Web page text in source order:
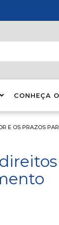
CONHEÇA
E OS PRAZOS